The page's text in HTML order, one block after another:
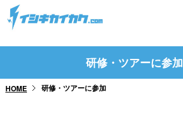
トップページ
研修・ツアーに参加
HOME 研修・ツアーに参加